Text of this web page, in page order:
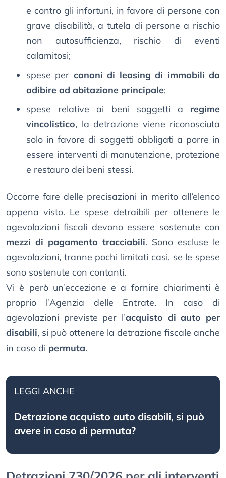
e contro gli infortuni, in favore di persone con
grave disabilità, a tutela di persone a rischio
non autosufficienza, rischio di eventi
calamitosi;
spese per canoni di leasing di immobili da
adibire ad abitazione principale;
spese relative ai beni soggetti a regime
vincolistico, la detrazione viene riconosciuta
solo in favore di soggetti obbligati a porre in
essere interventi di manutenzione, protezione
e restauro dei beni stessi.
Occorre fare delle precisazioni in merito all’elenco
appena visto. Le spese detraibili per ottenere le
agevolazioni fiscali devono essere sostenute con
mezzi di pagamento tracciabili. Sono escluse le
agevolazioni, tranne pochi limitati casi, se le spese
sono sostenute con contanti.
Vi è però un’eccezione e a fornire chiarimenti è
proprio l’Agenzia delle Entrate. In caso di
agevolazioni previste per l’acquisto di auto per
disabili, si può ottenere la detrazione fiscale anche
in caso di permuta.
LEGGI ANCHE
Detrazione acquisto auto disabili, si può
avere in caso di permuta?